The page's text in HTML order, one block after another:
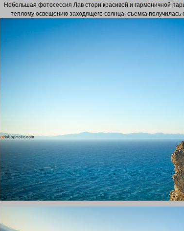
Небольшая фотосессия Лав стори красивой и гармоничной
теплому освещению заходящего солнца, съемка получилась